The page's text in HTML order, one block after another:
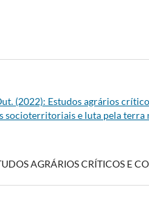
(2022): Estudos agrários
socioterritoriais e luta pela terra
AGRÁRIOS CRÍTICOS E